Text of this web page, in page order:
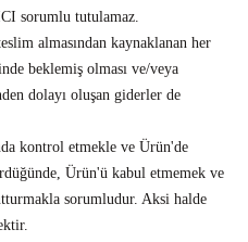
sorumlu tutulamaz.
almasından kaynaklanan her
beklemiş olması ve/veya
dolayı oluşan giderler de
kontrol etmekle ve Ürün'de
Ürün'ü kabul etmemek ve
sorumludur. Aksi halde